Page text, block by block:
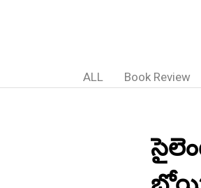
ALL Book Review